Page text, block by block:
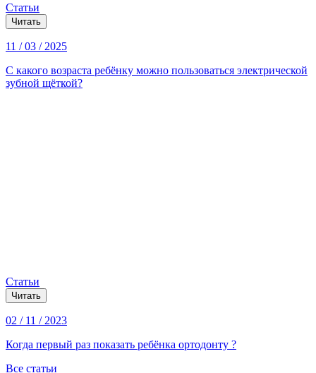
Статьи
Читать
11 / 03 / 2025
С какого возраста ребёнку можно пользоваться электрической
зубной щёткой?
Статьи
Читать
02 / 11 / 2023
Когда первый раз показать ребёнка ортодонту ?
Все статьи